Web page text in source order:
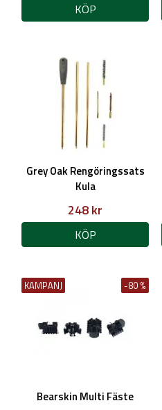
KÖP
Grey Oak Rengöringssats
Kula
248 kr
KÖP
KAMPANJ -80 %
Bearskin Multi Fäste